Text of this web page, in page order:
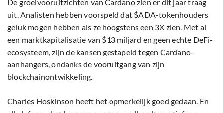
De groeivooruitzichten van Cardano zien er dit jaar traag
uit. Analisten hebben voorspeld dat $ADA-tokenhouders
geluk mogen hebben als ze hoogstens een 3X zien. Met al
een marktkapitalisatie van $13 miljard en geen echte DeFi-
ecosysteem, zijn de kansen gestapeld tegen Cardano-
aanhangers, ondanks de vooruitgang van zijn
blockchainontwikkeling.
Charles Hoskinson heeft het opmerkelijk goed gedaan. En